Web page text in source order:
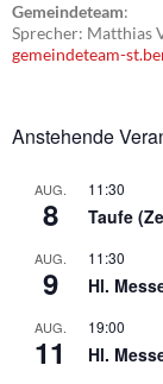
Gemeindeteam:
Sprecher: Matthias
gemeindeteam-
Anstehende
AUG.
8
11:30
Taufe
AUG.
9
11:30
Hl.
AUG.
11
19:00
Hl.